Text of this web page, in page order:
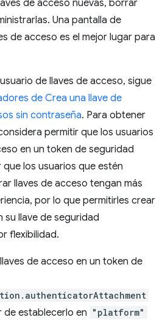
de acceso nuevas, borrar
Una pantalla de
de acceso es el mejor lugar para
de llaves de acceso, sigue
de Crea una llave de
sin contraseña. Para obtener
permitir que los usuarios
en un token de seguridad
los usuarios que estén
llaves de acceso tengan más
por lo que permitirles crear
su llave de seguridad
flexibilidad.
de acceso en un token de
de establecerlo en "platform"